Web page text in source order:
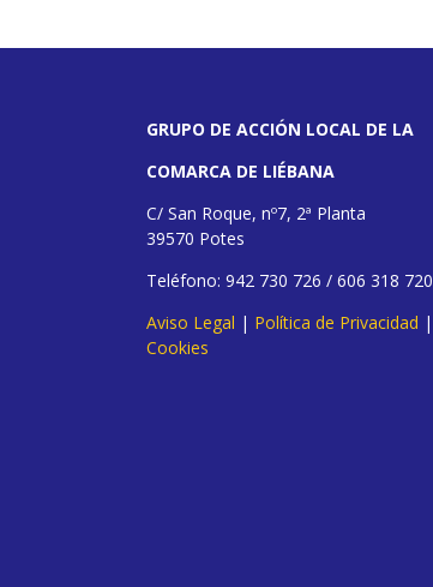
GRUPO DE ACCIÓN LOCAL DE LA
COMARCA DE LIÉBANA
C/ San Roque, nº7, 2ª Planta
39570 Potes
Teléfono: 942 730 726 / 606 318 720
Aviso Legal | Política de Privacidad |
Cookies